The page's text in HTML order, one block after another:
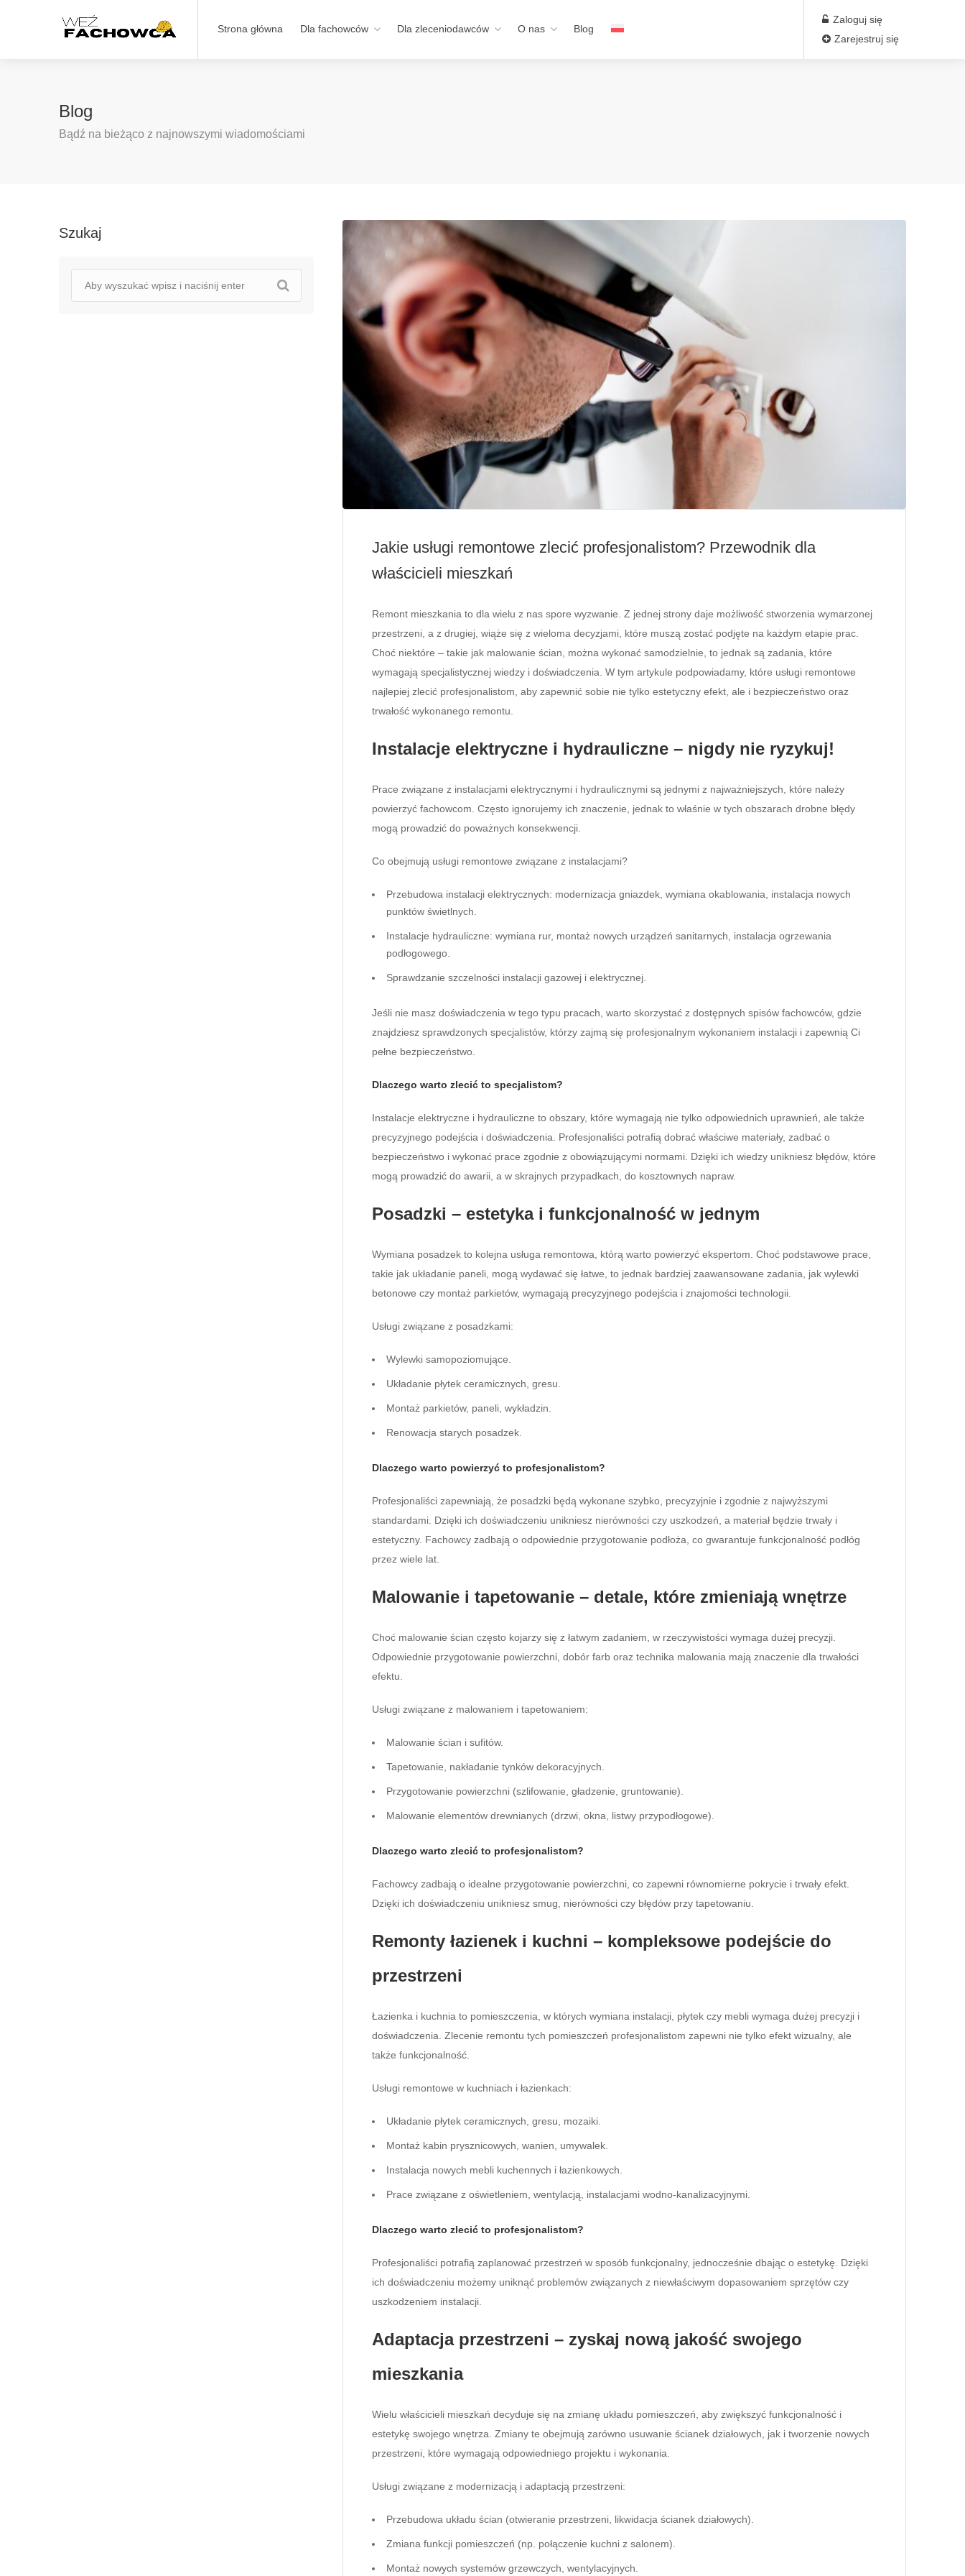
Strona główna Dla fachowców Dla zleceniodawców O nas Blog
Zaloguj się
Zarejestruj się
Blog
Bądź na bieżąco z najnowszymi wiadomościami
Jakie usługi remontowe zlecić profesjonalistom? Przewodnik dla
właścicieli mieszkań
Remont mieszkania to dla wielu z nas spore wyzwanie. Z jednej strony daje możliwość stworzenia wymarzonej
przestrzeni, a z drugiej, wiąże się z wieloma decyzjami, które muszą zostać podjęte na każdym etapie prac.
Choć niektóre – takie jak malowanie ścian, można wykonać samodzielnie, to jednak są zadania, które
wymagają specjalistycznej wiedzy i doświadczenia. W tym artykule podpowiadamy, które usługi remontowe
najlepiej zlecić profesjonalistom, aby zapewnić sobie nie tylko estetyczny efekt, ale i bezpieczeństwo oraz
trwałość wykonanego remontu.
Instalacje elektryczne i hydrauliczne – nigdy nie ryzykuj!
Prace związane z instalacjami elektrycznymi i hydraulicznymi są jednymi z najważniejszych, które należy
powierzyć fachowcom. Często ignorujemy ich znaczenie, jednak to właśnie w tych obszarach drobne błędy
mogą prowadzić do poważnych konsekwencji.
Co obejmują usługi remontowe związane z instalacjami?
Przebudowa instalacji elektrycznych: modernizacja gniazdek, wymiana okablowania, instalacja nowych
punktów świetlnych.
Instalacje hydrauliczne: wymiana rur, montaż nowych urządzeń sanitarnych, instalacja ogrzewania
podłogowego.
Sprawdzanie szczelności instalacji gazowej i elektrycznej.
Jeśli nie masz doświadczenia w tego typu pracach, warto skorzystać z dostępnych spisów fachowców, gdzie
znajdziesz sprawdzonych specjalistów, którzy zajmą się profesjonalnym wykonaniem instalacji i zapewnią Ci
pełne bezpieczeństwo.
Dlaczego warto zlecić to specjalistom?
Instalacje elektryczne i hydrauliczne to obszary, które wymagają nie tylko odpowiednich uprawnień, ale także
precyzyjnego podejścia i doświadczenia. Profesjonaliści potrafią dobrać właściwe materiały, zadbać o
bezpieczeństwo i wykonać prace zgodnie z obowiązującymi normami. Dzięki ich wiedzy unikniesz błędów, które
mogą prowadzić do awarii, a w skrajnych przypadkach, do kosztownych napraw.
Posadzki – estetyka i funkcjonalność w jednym
Wymiana posadzek to kolejna usługa remontowa, którą warto powierzyć ekspertom. Choć podstawowe prace,
takie jak układanie paneli, mogą wydawać się łatwe, to jednak bardziej zaawansowane zadania, jak wylewki
betonowe czy montaż parkietów, wymagają precyzyjnego podejścia i znajomości technologii.
Usługi związane z posadzkami:
Wylewki samopoziomujące.
Układanie płytek ceramicznych, gresu.
Montaż parkietów, paneli, wykładzin.
Renowacja starych posadzek.
Dlaczego warto powierzyć to profesjonalistom?
Profesjonaliści zapewniają, że posadzki będą wykonane szybko, precyzyjnie i zgodnie z najwyższymi
standardami. Dzięki ich doświadczeniu unikniesz nierówności czy uszkodzeń, a materiał będzie trwały i
estetyczny. Fachowcy zadbają o odpowiednie przygotowanie podłoża, co gwarantuje funkcjonalność podłóg
przez wiele lat.
Malowanie i tapetowanie – detale, które zmieniają wnętrze
Choć malowanie ścian często kojarzy się z łatwym zadaniem, w rzeczywistości wymaga dużej precyzji.
Odpowiednie przygotowanie powierzchni, dobór farb oraz technika malowania mają znaczenie dla trwałości
efektu.
Usługi związane z malowaniem i tapetowaniem:
Malowanie ścian i sufitów.
Tapetowanie, nakładanie tynków dekoracyjnych.
Przygotowanie powierzchni (szlifowanie, gładzenie, gruntowanie).
Malowanie elementów drewnianych (drzwi, okna, listwy przypodłogowe).
Dlaczego warto zlecić to profesjonalistom?
Fachowcy zadbają o idealne przygotowanie powierzchni, co zapewni równomierne pokrycie i trwały efekt.
Dzięki ich doświadczeniu unikniesz smug, nierówności czy błędów przy tapetowaniu.
Remonty łazienek i kuchni – kompleksowe podejście do
przestrzeni
Łazienka i kuchnia to pomieszczenia, w których wymiana instalacji, płytek czy mebli wymaga dużej precyzji i
doświadczenia. Zlecenie remontu tych pomieszczeń profesjonalistom zapewni nie tylko efekt wizualny, ale
także funkcjonalność.
Usługi remontowe w kuchniach i łazienkach:
Układanie płytek ceramicznych, gresu, mozaiki.
Montaż kabin prysznicowych, wanien, umywalek.
Instalacja nowych mebli kuchennych i łazienkowych.
Prace związane z oświetleniem, wentylacją, instalacjami wodno-kanalizacyjnymi.
Dlaczego warto zlecić to profesjonalistom?
Profesjonaliści potrafią zaplanować przestrzeń w sposób funkcjonalny, jednocześnie dbając o estetykę. Dzięki
ich doświadczeniu możemy uniknąć problemów związanych z niewłaściwym dopasowaniem sprzętów czy
uszkodzeniem instalacji.
Adaptacja przestrzeni – zyskaj nową jakość swojego
mieszkania
Wielu właścicieli mieszkań decyduje się na zmianę układu pomieszczeń, aby zwiększyć funkcjonalność i
estetykę swojego wnętrza. Zmiany te obejmują zarówno usuwanie ścianek działowych, jak i tworzenie nowych
przestrzeni, które wymagają odpowiedniego projektu i wykonania.
Usługi związane z modernizacją i adaptacją przestrzeni:
Przebudowa układu ścian (otwieranie przestrzeni, likwidacja ścianek działowych).
Zmiana funkcji pomieszczeń (np. połączenie kuchni z salonem).
Montaż nowych systemów grzewczych, wentylacyjnych.
Szukaj